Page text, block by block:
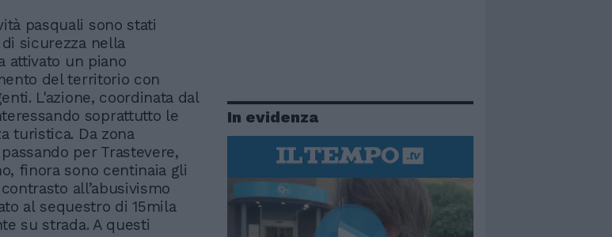
pasquali sono stati
sicurezza nella
attivato un piano
del territorio con
L'azione, coordinata dal
soprattutto le
turistica. Da zona
per Trastevere,
finora sono centinaia gli
all’abusivismo
al sequestro di 15mila
su strada. A questi
In evidenza